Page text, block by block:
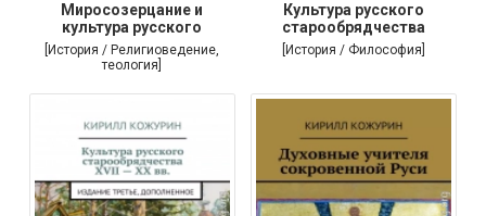
Миросозерцание и
культура русского
[История / Религиоведение,
теология]
Культура русского
старообрядчества
[История / Философия]